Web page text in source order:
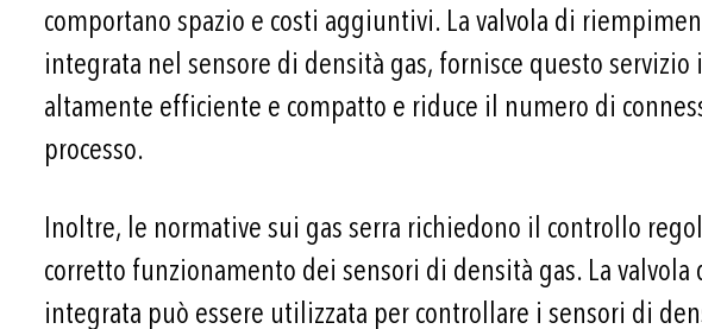
comportano spazio e costi aggiuntivi. La valvola di
integrata nel sensore di densità gas, fornisce questo servizio
altamente efficiente e compatto e riduce il numero di
processo.
Inoltre, le normative sui gas serra richiedono il controllo
corretto funzionamento dei sensori di densità gas. La valvola
integrata può essere utilizzata per controllare i sensori di